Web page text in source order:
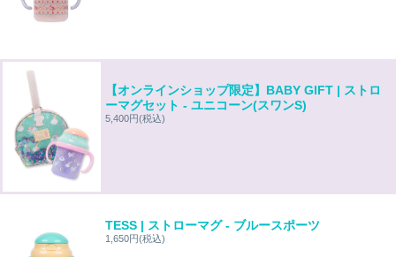
【オンラインショップ限定】BABY GIFT | ストロ
ーマグセット - ユニコーン(スワンS)
5,400円(税込)
TESS | ストローマグ - ブルースポーツ
1,650円(税込)